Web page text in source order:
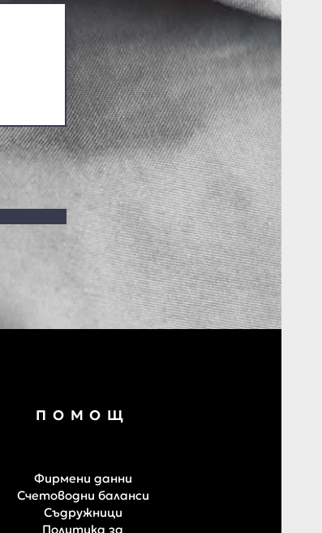
ПОМОЩ
Фирмени данни
Счетоводни баланси
Съдружници
Политика за